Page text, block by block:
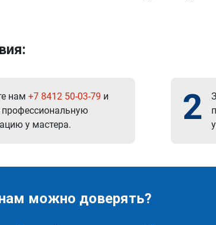
нам +7 8412 50-03-79 и
профессиональную
у мастера.
2
можно доверять?